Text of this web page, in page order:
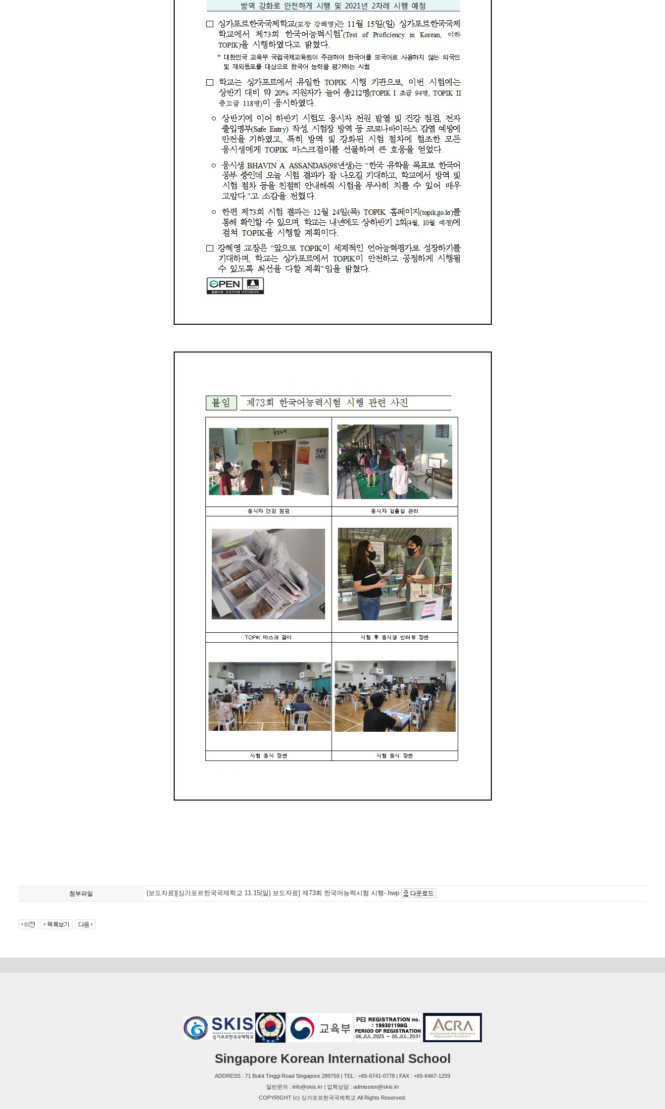
첨부파일 (보도자료)[싱가포르한국국제학교 11.15(일) 보도자료] 제73회 한국어능력시험 시행-.hwp
Singapore Korean International School
ADDRESS : 71 Bukit Tinggi Road Singapore 289759 | TEL : +65-6741-0778 | FAX : +65-6467-1259
일반문의 : info@skis.kr | 입학상담 : admission@skis.kr
COPYRIGHT (c) 싱가포르한국국제학교 All Rights Reserved.